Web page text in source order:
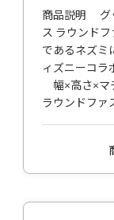
商品説明 グ
ス ラウンド
であるネズミ
ィズニーコ
幅×高さ×
ラウンドフ